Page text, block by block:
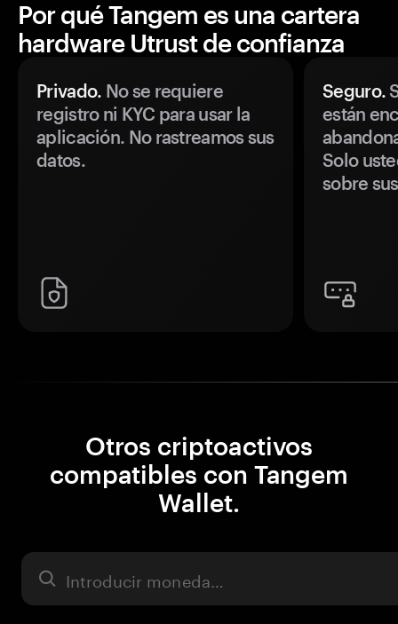
Por qué Tangem es una cartera
hardware Utrust de confianza
Privado. No se requiere
registro ni KYC para usar la
aplicación. No rastreamos sus
datos.
Seguro.
están
Solo
sobre
Otros criptoactivos
compatibles con Tangem
Wallet.
Activo